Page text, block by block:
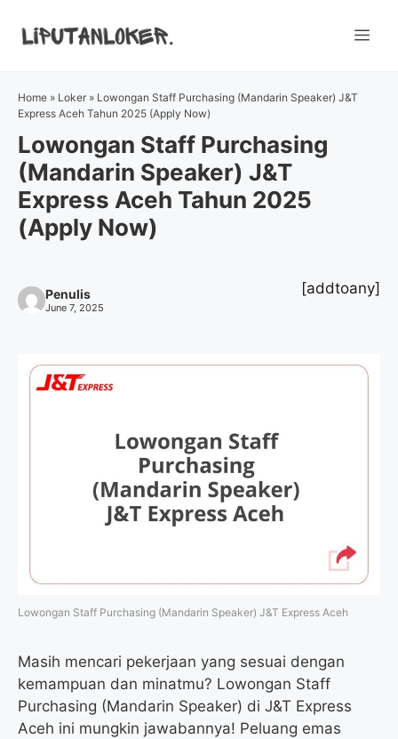
Home » Loker » Lowongan Staff Purchasing (Mandarin Speaker) J&T
Express Aceh Tahun 2025 (Apply Now)
Lowongan Staff Purchasing
(Mandarin Speaker) J&T
Express Aceh Tahun 2025
(Apply Now)
Penulis
June 7, 2025
[addtoany]
Lowongan Staff Purchasing (Mandarin Speaker) J&T Express Aceh
Masih mencari pekerjaan yang sesuai dengan
kemampuan dan minatmu? Lowongan Staff
Purchasing (Mandarin Speaker) di J&T Express
Aceh ini mungkin jawabannya! Peluang emas